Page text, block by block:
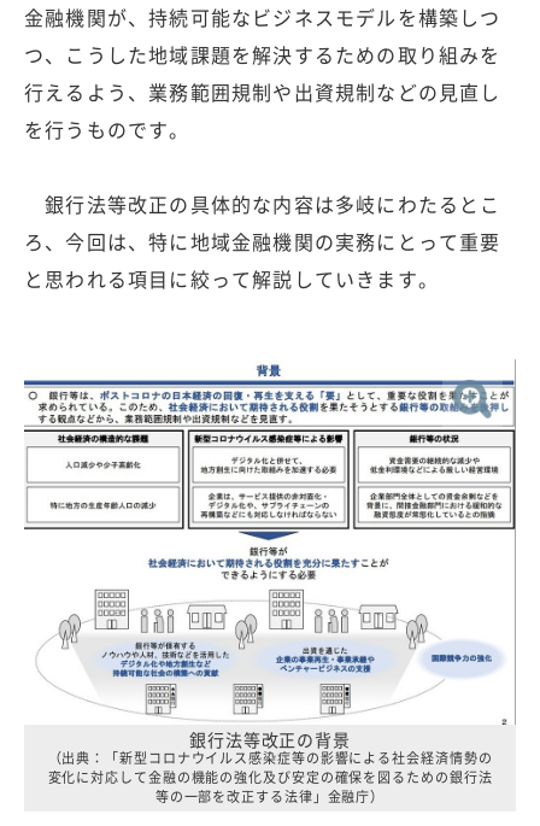
金融機関が、持続可能なビジネスモデルを構築しつ
つ、こうした地域課題を解決するための取り組みを
行えるよう、業務範囲規制や出資規制などの見直し
を行うものです。
銀行法等改正の具体的な内容は多岐にわたるとこ
ろ、今回は、特に地域金融機関の実務にとって重要
と思われる項目に絞って解説していきます。
銀行法等改正の背景
（出典：「新型コロナウイルス感染症等の影響による社会経済情勢の
変化に対応して金融の機能の強化及び安定の確保を図るための銀行法
等の一部を改正する法律」金融庁）